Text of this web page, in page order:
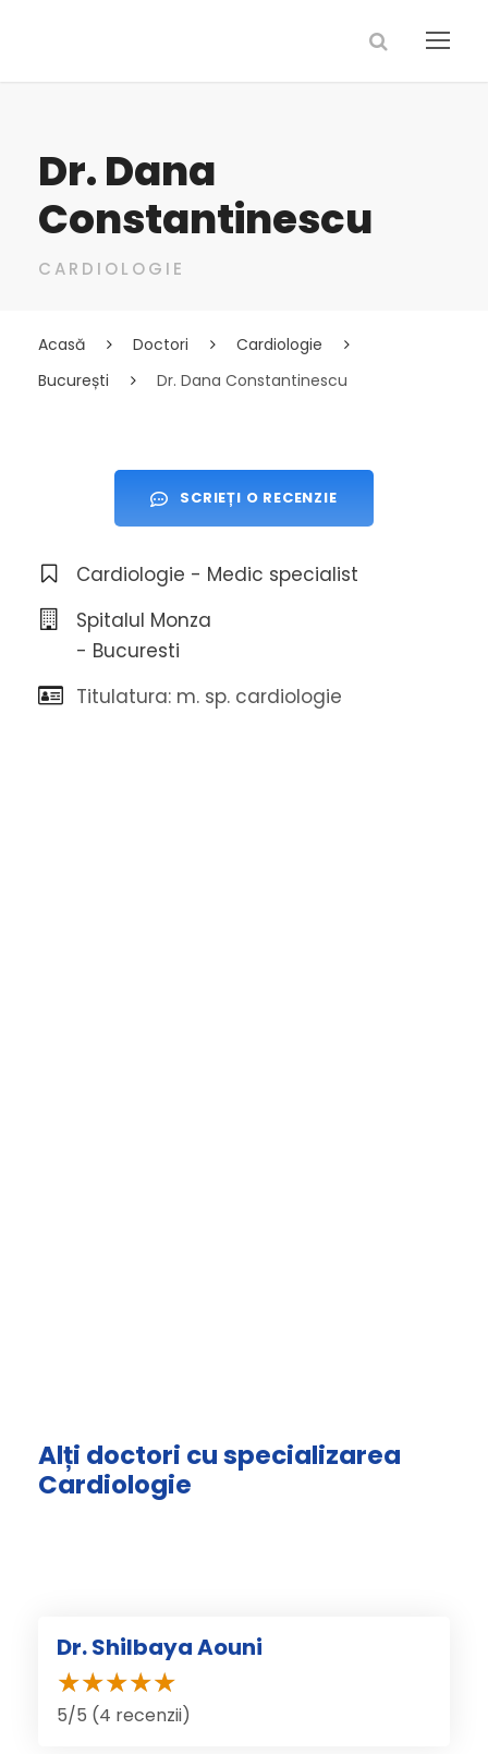
Dr. Dana
Constantinescu
CARDIOLOGIE
Acasă Doctori
Cardiologie
București
Dr. Dana Constantinescu
SCRIEȚI O RECENZIE
Cardiologie - Medic specialist
Spitalul Monza
- Bucuresti
Titulatura: m. sp. cardiologie
Alți doctori cu specializarea
Cardiologie
Dr. Shilbaya Aouni
5/5 (4 recenzii)